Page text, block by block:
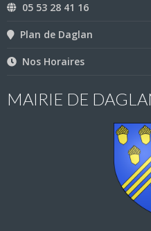
05 53 28 41 16
Plan de Daglan
Nos Horaires
MAIRIE DE